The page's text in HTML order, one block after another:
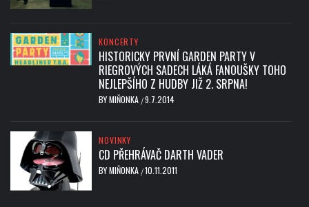
KONCERTY
HISTORICKY PRVNÍ GARDEN PARTY V
RIEGROVÝCH SADECH LÁKÁ FANOUŠKY TOHO
NEJLEPŠÍHO Z HUDBY JIŽ 2. SRPNA!
BYMIŇONKA /9.7.2014
NOVINKY
CD PŘEHRÁVAČ DARTH VADER
BYMIŇONKA /10.11.2011